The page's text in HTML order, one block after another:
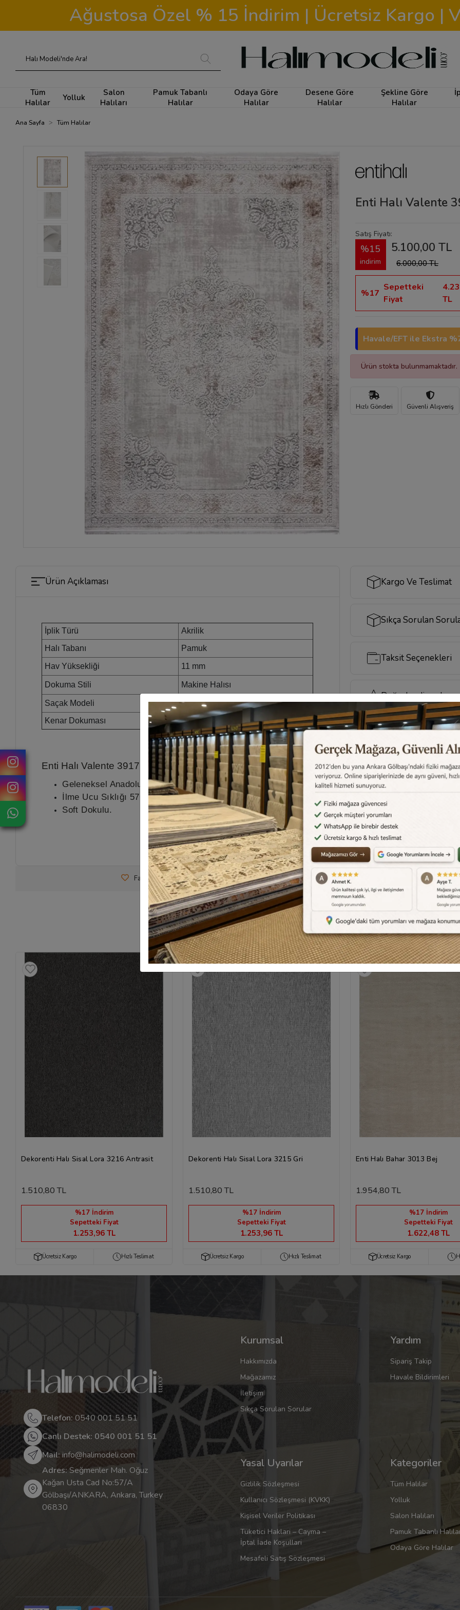
Ağustosa Özel % 15 İndirim | Ücretsiz Kargo |
Tüm
Halılar
Yolluk
Salon
Halıları
Pamuk Tabanlı
Halılar
Odaya Göre
Halılar
Desene Göre
Halılar
Şekline Göre
Halılar
Ana Sayfa Tüm Halılar
Enti Halı Valente
Satış Fiyatı:
%15
indirim 6.000,00 TL
5.100,00 TL
%17
Sepetteki
Fiyat
TL
Havale/EFT ile Ekstra
Ürün stokta bulunmamaktadır.
Hızlı Gönderi Güvenli Alışveriş
Ürün Açıklaması
İplik Türü
Akrilik
Halı Tabanı
Pamuk
Hav Yüksekliği 11 mm
Dokuma Stili Makine Halısı
Saçak Modeli
Spor Saçak
Kenar Dokuması
Lazer Kesim
Enti Halı Valente 3917 VizonÜrün Özellikleri
Geleneksel Anadolu Motiflerinin Modern Yorumu.
İlme Ucu Sıklığı 576.000
Soft Dokulu.
Kargo Ve Teslimat
Sıkça Sorulan
Taksit Seçenekleri
Değerlendirmeler
Destek Merkezi
Aklınızdaki soruların
cevapları içindestek merkezi
edebilirsiniz.
0540 001 51 51
Favorilerime Ekle Tavsiye Et Yorum Yaz Karşılaştır Gelince Haber Ver
Benzer Ürünler
Dekorenti Halı Sisal Lora 3216 Antrasit
1.510,80 TL
%17 İndirim
Sepetteki Fiyat
1.253,96 TL
Ücretsiz Kargo Hızlı Teslimat
Dekorenti Halı Sisal Lora 3215 Gri
1.510,80 TL
%17 İndirim
Sepetteki Fiyat
1.253,96 TL
Ücretsiz Kargo Hızlı Teslimat
Enti Halı Bahar 3013 Bej
1.954,80 TL
%17 İndirim
Sepetteki Fiyat
1.622,48 TL
Ücretsiz Kargo
Telefon: 0540 001 51 51
Canlı Destek: 0540 001 51 51
Mail:info@halimodeli.com
Adres:Seğmenler Mah. Oğuz
Kağan Usta Cad No:57/A
Gölbaşı/ANKARA, Ankara, Turkey
06830
Kurumsal
Hakkımızda
Mağazamız
İletişim
Sıkça Sorulan Sorular
Yardım
Sipariş Takip
Havale Bildirimleri
Yasal Uyarılar
Gizlilik Sözleşmesi
Kullanıcı Sözleşmesi (KVKK)
Kişisel Veriler Politikası
Tüketici Haklari – Cayma –
İptal İade Koşullari
Mesafeli Satış Sözleşmesi
Kategoriler
Tüm Halılar
Yolluk
Salon Halıları
Pamuk Tabanlı
Odaya Göre Halılar